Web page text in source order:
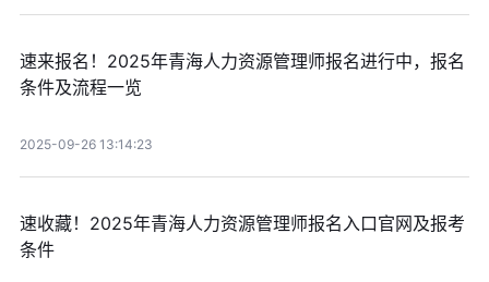
速来报名！2025年青海人力资源管理师报名进行中，报名
条件及流程一览
2025-09-26 13:14:23
速收藏！2025年青海人力资源管理师报名入口官网及报考
条件